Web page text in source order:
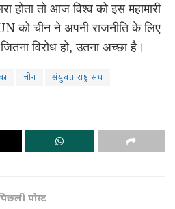
होता तो आज विश्व को इस महामारी
को चीन ने अपनी राजनीति के लिए
विरोध हो, उतना अच्छा है।
चीन संयुक्त राष्ट्र संघ
पोस्ट